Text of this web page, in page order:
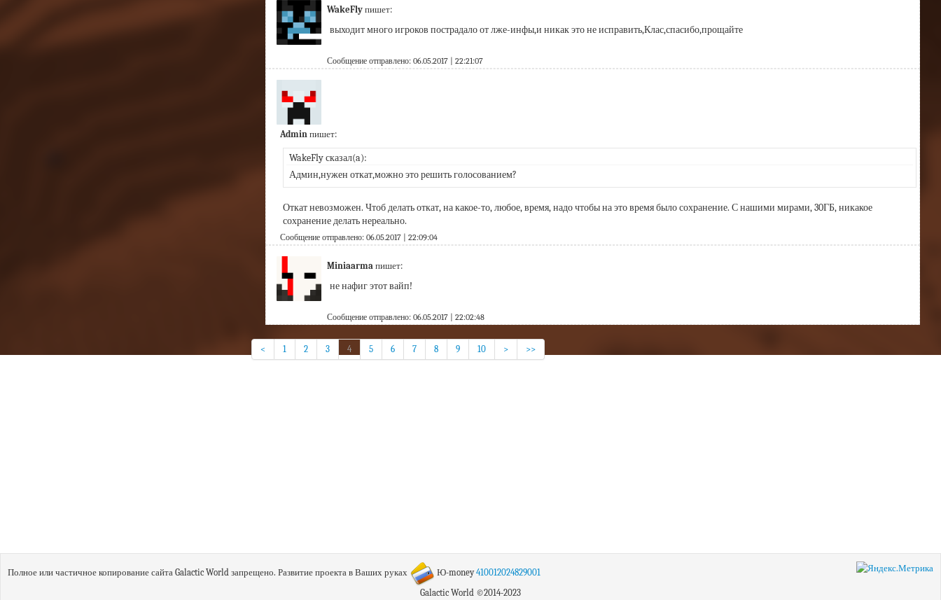
WakeFlyпишет:
выходит много игроков пострадало от лже-инфы,и никак это не исправить,Клас,спасибо,прощайте
Сообщение отправлено: 06.05.2017 | 22:21:07
Adminпишет:
WakeFly сказал(a):
Админ,нужен откат,можно это решить голосованием?
Откат невозможен. Чтоб делать откат, на какое-то, любое, время, надо чтобы на это время было сохранение. С нашими мирами, 30ГБ, никакое
сохранение делать нереально.
Сообщение отправлено: 06.05.2017 | 22:09:04
Miniaarmaпишет:
не нафиг этот вайп!
Сообщение отправлено: 06.05.2017 | 22:02:48
< 1 2 3 4 5 6 7 8 9 10 > >>
Полное или частичное копирование сайта Galactic World запрещено. Развитие проекта в Ваших руках Ю-money410012024829001
Galactic World ©2014-2023